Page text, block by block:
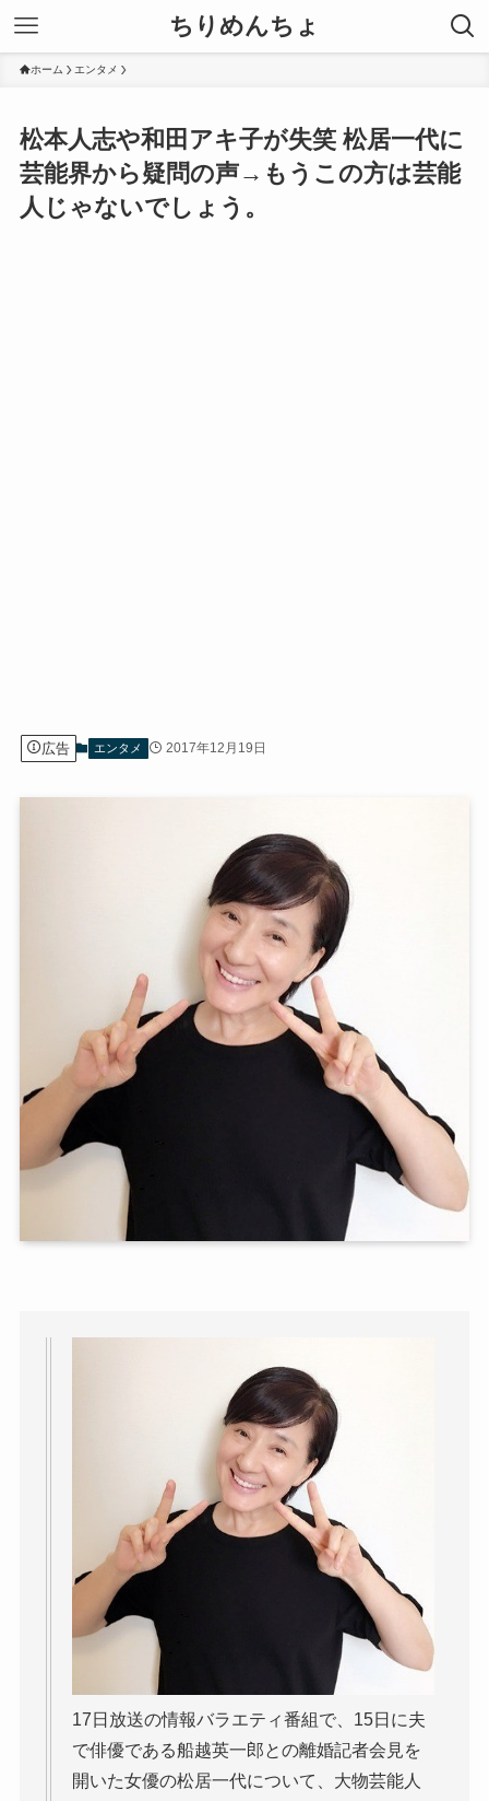
ちりめんちょ
ホーム エンタメ
松本人志や和田アキ子が失笑 松居一代に
芸能界から疑問の声→もうこの方は芸能
人じゃないでしょう。
広告 エンタメ 2017年12月19日
17日放送の情報バラエティ番組で、15日に夫
で俳優である船越英一郎との離婚記者会見を
開いた女優の松居一代について、大物芸能人